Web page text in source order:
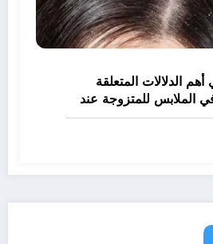
الدلالات المتعلقة
الملابس للمتزوجة عند